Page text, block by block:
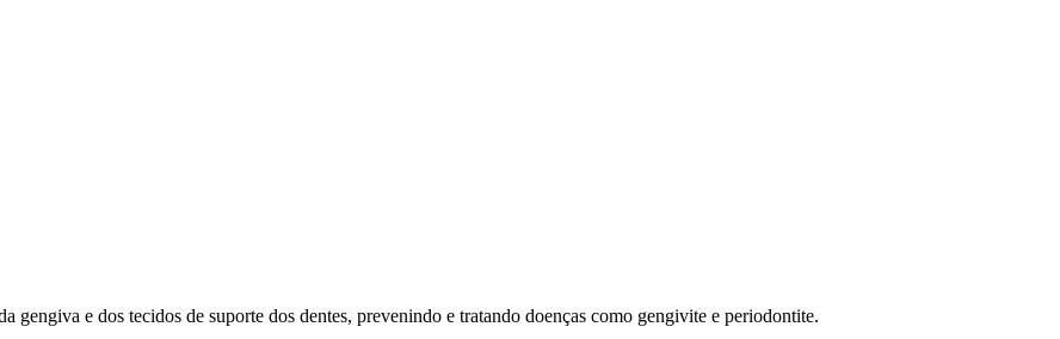
gengiva e dos tecidos de suporte dos dentes, prevenindo e tratando doenças como gengivite e periodontite.